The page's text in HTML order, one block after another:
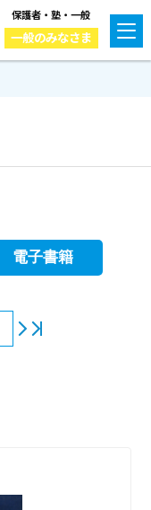
保護者・塾・一般
一般のみなさま
電子書籍